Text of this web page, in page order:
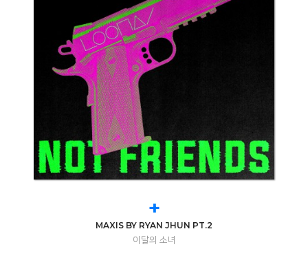
+
MAXIS BY RYAN JHUN PT.2
이달의 소녀